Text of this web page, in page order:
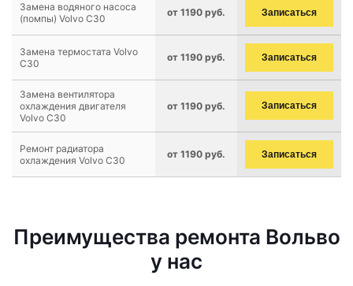
Замена водяного насоса
(помпы) Volvo C30
от 1190 руб. Записаться
Замена термостата Volvo
C30
от 1190 руб. Записаться
Замена вентилятора
охлаждения двигателя
Volvo C30
от 1190 руб. Записаться
Ремонт радиатора
охлаждения Volvo C30
от 1190 руб. Записаться
Преимущества ремонта Вольво
у нас